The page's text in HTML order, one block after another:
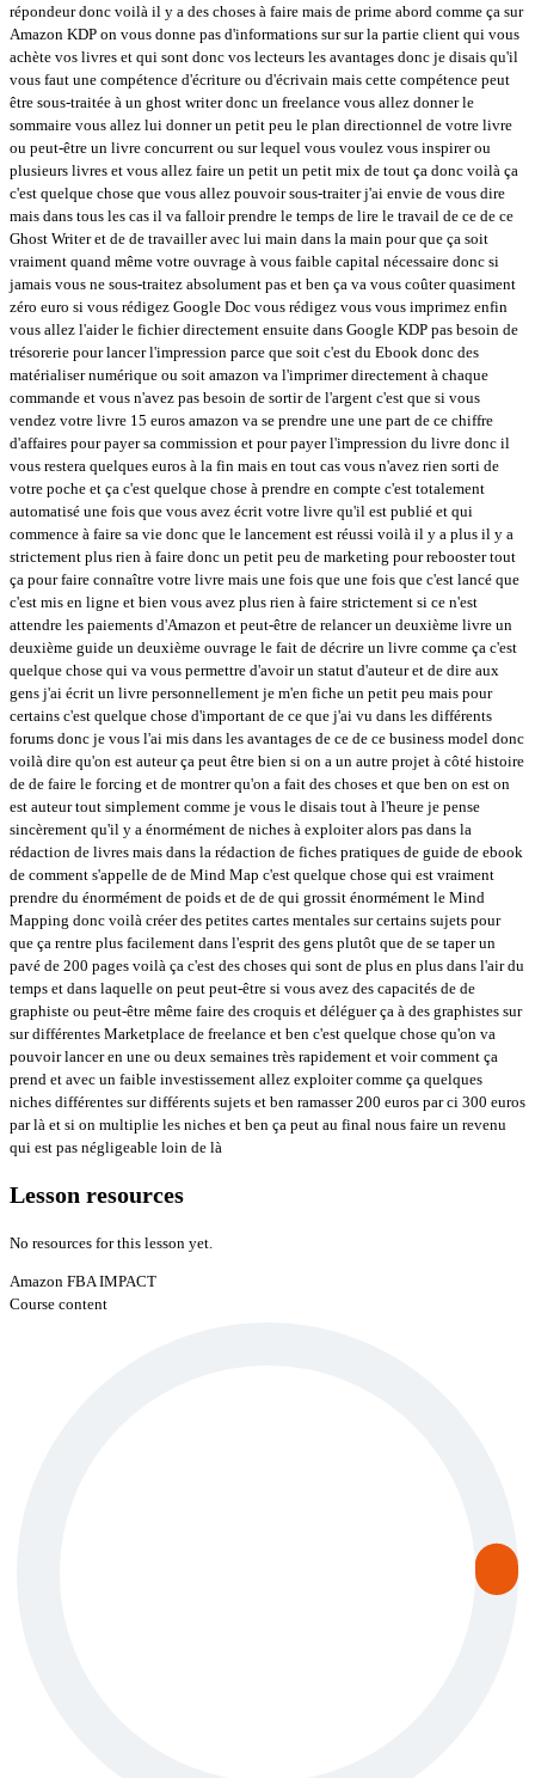
répondeur donc voilà il y a des choses à faire mais de prime abord comme ça sur
Amazon KDP on vous donne pas d'informations sur sur la partie client qui vous
achète vos livres et qui sont donc vos lecteurs les avantages donc je disais qu'il
vous faut une compétence d'écriture ou d'écrivain mais cette compétence peut
être sous-traitée à un ghost writer donc un freelance vous allez donner le
sommaire vous allez lui donner un petit peu le plan directionnel de votre livre
ou peut-être un livre concurrent ou sur lequel vous voulez vous inspirer ou
plusieurs livres et vous allez faire un petit un petit mix de tout ça donc voilà ça
c'est quelque chose que vous allez pouvoir sous-traiter j'ai envie de vous dire
mais dans tous les cas il va falloir prendre le temps de lire le travail de ce de ce
Ghost Writer et de de travailler avec lui main dans la main pour que ça soit
vraiment quand même votre ouvrage à vous faible capital nécessaire donc si
jamais vous ne sous-traitez absolument pas et ben ça va vous coûter quasiment
zéro euro si vous rédigez Google Doc vous rédigez vous vous imprimez enfin
vous allez l'aider le fichier directement ensuite dans Google KDP pas besoin de
trésorerie pour lancer l'impression parce que soit c'est du Ebook donc des
matérialiser numérique ou soit amazon va l'imprimer directement à chaque
commande et vous n'avez pas besoin de sortir de l'argent c'est que si vous
vendez votre livre 15 euros amazon va se prendre une une part de ce chiffre
d'affaires pour payer sa commission et pour payer l'impression du livre donc il
vous restera quelques euros à la fin mais en tout cas vous n'avez rien sorti de
votre poche et ça c'est quelque chose à prendre en compte c'est totalement
automatisé une fois que vous avez écrit votre livre qu'il est publié et qui
commence à faire sa vie donc que le lancement est réussi voilà il y a plus il y a
strictement plus rien à faire donc un petit peu de marketing pour rebooster tout
ça pour faire connaître votre livre mais une fois que une fois que c'est lancé que
c'est mis en ligne et bien vous avez plus rien à faire strictement si ce n'est
attendre les paiements d'Amazon et peut-être de relancer un deuxième livre un
deuxième guide un deuxième ouvrage le fait de décrire un livre comme ça c'est
quelque chose qui va vous permettre d'avoir un statut d'auteur et de dire aux
gens j'ai écrit un livre personnellement je m'en fiche un petit peu mais pour
certains c'est quelque chose d'important de ce que j'ai vu dans les différents
forums donc je vous l'ai mis dans les avantages de ce de ce business model donc
voilà dire qu'on est auteur ça peut être bien si on a un autre projet à côté histoire
de de faire le forcing et de montrer qu'on a fait des choses et que ben on est on
est auteur tout simplement comme je vous le disais tout à l'heure je pense
sincèrement qu'il y a énormément de niches à exploiter alors pas dans la
rédaction de livres mais dans la rédaction de fiches pratiques de guide de ebook
de comment s'appelle de de Mind Map c'est quelque chose qui est vraiment
prendre du énormément de poids et de de qui grossit énormément le Mind
Mapping donc voilà créer des petites cartes mentales sur certains sujets pour
que ça rentre plus facilement dans l'esprit des gens plutôt que de se taper un
pavé de 200 pages voilà ça c'est des choses qui sont de plus en plus dans l'air du
temps et dans laquelle on peut peut-être si vous avez des capacités de de
graphiste ou peut-être même faire des croquis et déléguer ça à des graphistes sur
sur différentes Marketplace de freelance et ben c'est quelque chose qu'on va
pouvoir lancer en une ou deux semaines très rapidement et voir comment ça
prend et avec un faible investissement allez exploiter comme ça quelques
niches différentes sur différents sujets et ben ramasser 200 euros par ci 300 euros
par là et si on multiplie les niches et ben ça peut au final nous faire un revenu
qui est pas négligeable loin de là
Lesson resources
No resources for this lesson yet.
Amazon FBA IMPACT
Course content